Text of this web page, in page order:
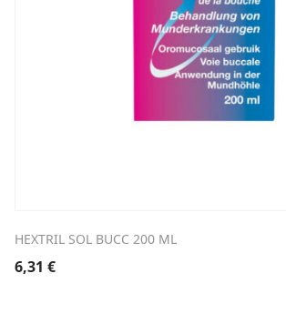
HEXTRIL SOL BUCC 200 ML
6,31 €